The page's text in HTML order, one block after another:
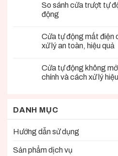
So sánh cửa trượt tự
động
Cửa tự động mất điện
xử lý an toàn, hiệu quả
Cửa tự động không
chính và cách xử lý
DANH MỤC
Hướng dẫn sử dụng
Sản phẩm dịch vụ